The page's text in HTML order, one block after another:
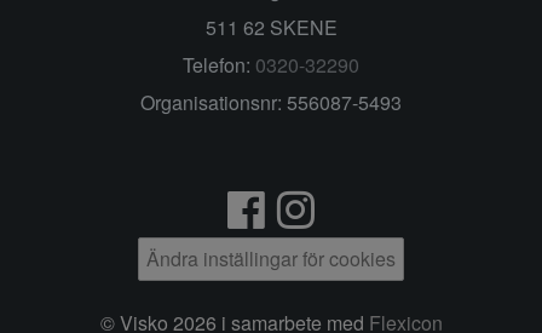
511 62 SKENE
Telefon: 0320-32290
Organisationsnr: 556087-5493
Ändra inställingar för cookies
© Visko 2026 i samarbete med Flexicon